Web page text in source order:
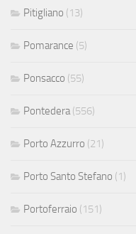
Pitigliano (13)
Pomarance (5)
Ponsacco (55)
Pontedera (556)
Porto Azzurro (21)
Porto Santo Stefano (1)
Portoferraio (151)